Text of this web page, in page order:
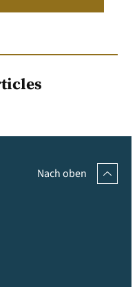
Nach oben